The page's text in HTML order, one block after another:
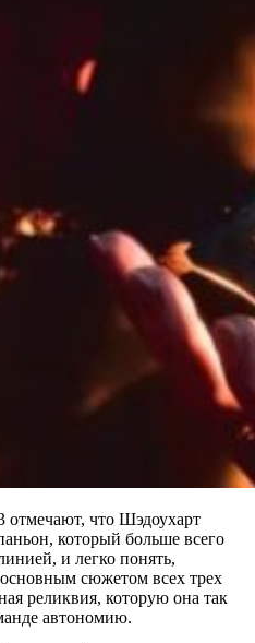
отмечают, что Шэдоухарт
который больше всего
и легко понять,
сюжетом всех трех
реликвия, которую она так
автономию.